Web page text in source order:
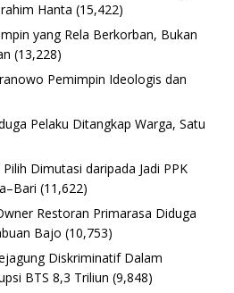
Hanta (15,422)
yang Rela Berkorban, Bukan
(13,228)
Pemimpin Ideologis dan
Pelaku Ditangkap Warga, Satu
Dimutasi daripada Jadi PPK
(11,622)
Restoran Primarasa Diduga
Bajo (10,753)
Diskriminatif Dalam
BTS 8,3 Triliun (9,848)